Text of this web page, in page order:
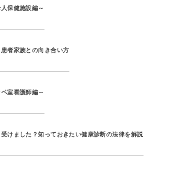
保健施設編～
者家族との向き合い方
室看護師編～
けました？知っておきたい健康診断の法律を解説